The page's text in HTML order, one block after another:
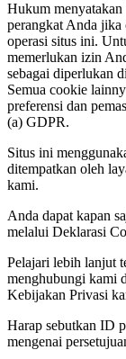
Hukum
perangkat Anda jika
operasi situs ini.
memerlukan izin
sebagai diperlukan
Semua cookie
preferensi dan
(a) GDPR.
Situs ini
ditempatkan oleh
kami.
Anda dapat kapan
melalui Deklarasi
Pelajari lebih lanjut
menghubungi kami
Kebijakan Privasi
Harap sebutkan ID
mengenai